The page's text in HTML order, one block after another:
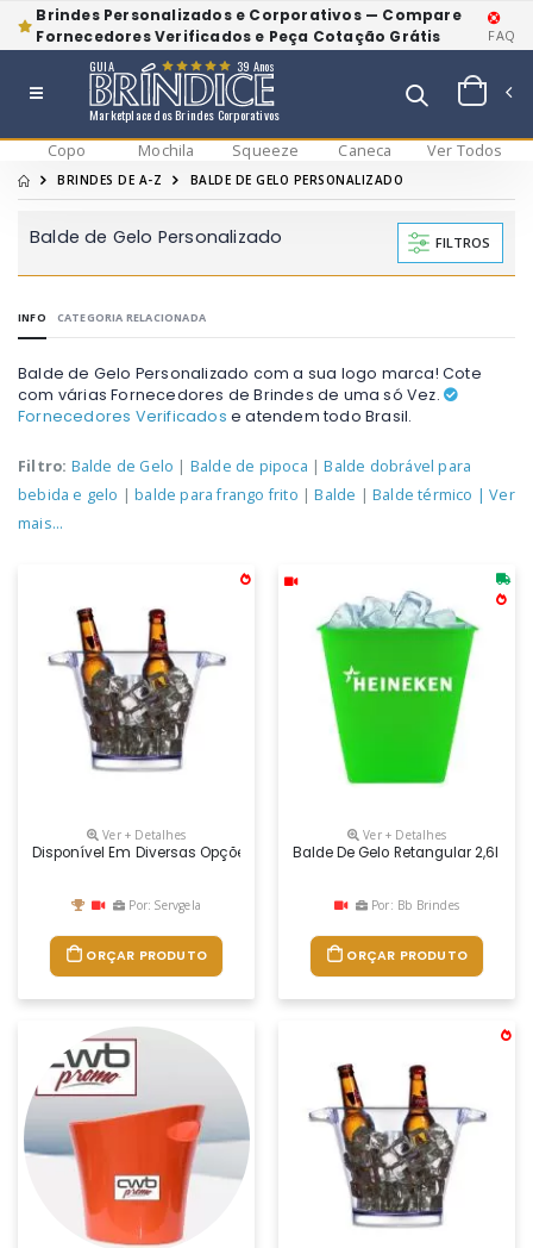
Brindes Personalizados e Corporativos — Compare
Fornecedores Verificados e Peça Cotação Grátis
FAQ
Marketplace dos Brindes Corporativos
GUIA 39 Anos
Copo Mochila Squeeze Caneca Ver Todos
BRINDES DE A-Z BALDE DE GELO PERSONALIZADO
Balde de Gelo Personalizado FILTROS
INFO CATEGORIA RELACIONADA
Balde de Gelo Personalizado com a sua logo marca! Cote
com várias Fornecedores de Brindes de uma só Vez.
Fornecedores Verificados e atendem todo Brasil.
Filtro: Balde de Gelo | Balde de pipoca |Balde dobrável para
bebida e gelo |balde para frango frito |Balde |Balde térmico | Ver
mais...
Ver + Detalhes
Disponível Em Diversas Opções De Cores E Com Capacidade De 4
Por: Servgela
ORÇAR PRODUTO
Ver + Detalhes
Balde De Gelo Retangular 2,6l
Por: Bb Brindes
ORÇAR PRODUTO